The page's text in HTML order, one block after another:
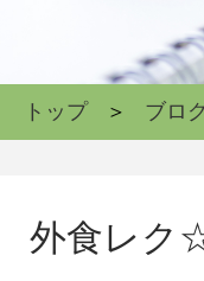
トップ ブロ
外食レク